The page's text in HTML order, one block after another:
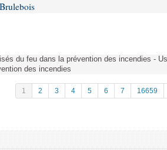
du feu dans la prévention des incendies -
des incendies
1 2 3 4 5 6 7 16659